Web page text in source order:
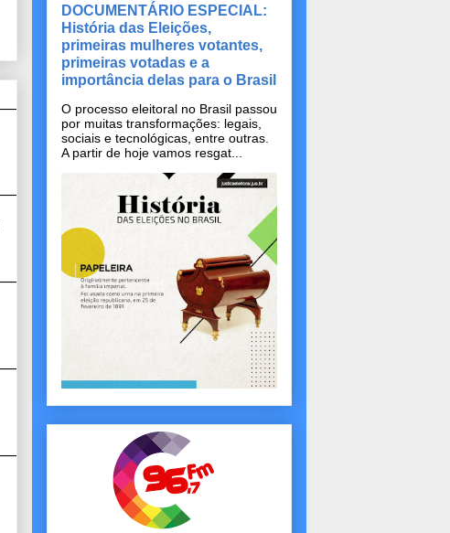
DOCUMENTÁRIO ESPECIAL:
História das Eleições,
primeiras mulheres votantes,
primeiras votadas e a
importância delas para o Brasil
O processo eleitoral no Brasil passou
por muitas transformações: legais,
sociais e tecnológicas, entre outras.
A partir de hoje vamos resgat...